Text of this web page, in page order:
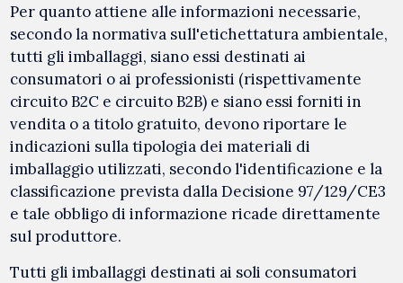
Per quanto attiene alle informazioni necessarie,
secondo la normativa sull'etichettatura ambientale,
tutti gli imballaggi, siano essi destinati ai
consumatori o ai professionisti (rispettivamente
circuito B2C e circuito B2B) e siano essi forniti in
vendita o a titolo gratuito, devono riportare le
indicazioni sulla tipologia dei materiali di
imballaggio utilizzati, secondo l'identificazione e la
classificazione prevista dalla Decisione 97/129/CE3
e tale obbligo di informazione ricade direttamente
sul produttore.
Tutti gli imballaggi destinati ai soli consumatori